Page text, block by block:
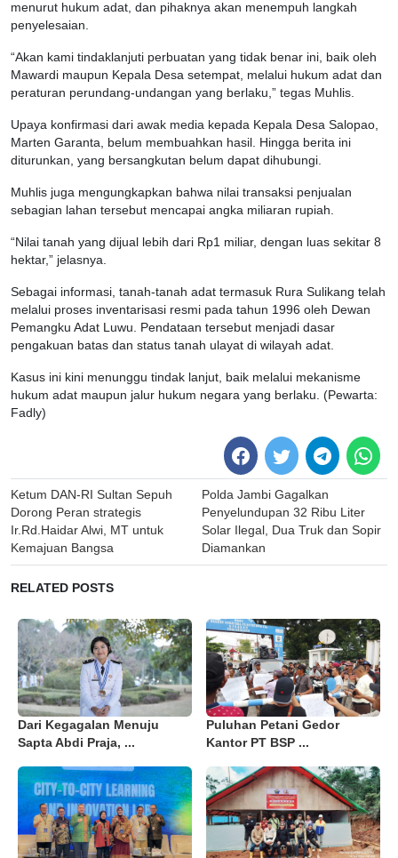
menurut hukum adat, dan pihaknya akan menempuh langkah
penyelesaian.
“Akan kami tindaklanjuti perbuatan yang tidak benar ini, baik oleh
Mawardi maupun Kepala Desa setempat, melalui hukum adat dan
peraturan perundang-undangan yang berlaku,” tegas Muhlis.
Upaya konfirmasi dari awak media kepada Kepala Desa Salopao,
Marten Garanta, belum membuahkan hasil. Hingga berita ini
diturunkan, yang bersangkutan belum dapat dihubungi.
Muhlis juga mengungkapkan bahwa nilai transaksi penjualan
sebagian lahan tersebut mencapai angka miliaran rupiah.
“Nilai tanah yang dijual lebih dari Rp1 miliar, dengan luas sekitar 8
hektar,” jelasnya.
Sebagai informasi, tanah-tanah adat termasuk Rura Sulikang telah
melalui proses inventarisasi resmi pada tahun 1996 oleh Dewan
Pemangku Adat Luwu. Pendataan tersebut menjadi dasar
pengakuan batas dan status tanah ulayat di wilayah adat.
Kasus ini kini menunggu tindak lanjut, baik melalui mekanisme
hukum adat maupun jalur hukum negara yang berlaku. (Pewarta:
Fadly)
Post
navigation
Ketum DAN-RI Sultan Sepuh
Dorong Peran strategis
Ir.Rd.Haidar Alwi, MT untuk
Kemajuan Bangsa
Polda Jambi Gagalkan
Penyelundupan 32 Ribu Liter
Solar Ilegal, Dua Truk dan Sopir
Diamankan
RELATED POSTS
Dari Kegagalan Menuju
Sapta Abdi Praja, ...
Puluhan Petani Gedor
Kantor PT BSP ...